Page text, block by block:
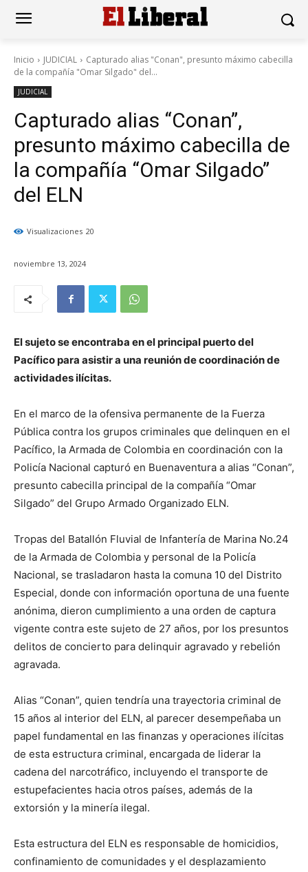
Inicio JUDICIAL
Capturado alias "Conan", presunto máximo cabecilla
de la compañía "Omar Silgado" del...
JUDICIAL
Capturado alias “Conan”,
presunto máximo cabecilla de
la compañía “Omar Silgado”
del ELN
Visualizaciones 20
noviembre 13, 2024
El sujeto se encontraba en el principal puerto del
Pacífico para asistir a una reunión de coordinación de
actividades ilícitas.
En el marco de la ofensiva permanente de la Fuerza
Pública contra los grupos criminales que delinquen en el
Pacífico, la Armada de Colombia en coordinación con la
Policía Nacional capturó en Buenaventura a alias “Conan”,
presunto cabecilla principal de la compañía “Omar
Silgado” del Grupo Armado Organizado ELN.
Tropas del Batallón Fluvial de Infantería de Marina No.24
de la Armada de Colombia y personal de la Policía
Nacional, se trasladaron hasta la comuna 10 del Distrito
Especial, donde con información oportuna de una fuente
anónima, dieron cumplimiento a una orden de captura
vigente contra este sujeto de 27 años, por los presuntos
delitos de concierto para delinquir agravado y rebelión
agravada.
Alias “Conan”, quien tendría una trayectoria criminal de
15 años al interior del ELN, al parecer desempeñaba un
papel fundamental en las finanzas y operaciones ilícitas
de esta estructura criminal, encargada de liderar la
cadena del narcotráfico, incluyendo el transporte de
estupefacientes hacia otros países, además de la
extorsión y la minería ilegal.
Esta estructura del ELN es responsable de homicidios,
confinamiento de comunidades y el desplazamiento